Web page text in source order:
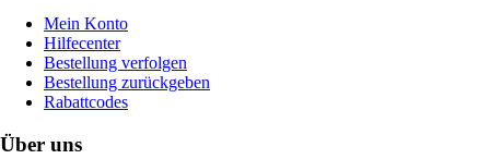
Mein Konto
Hilfecenter
Bestellung verfolgen
Bestellung zurückgeben
Rabattcodes
Über uns